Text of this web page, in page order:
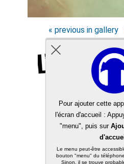
« previous in gallery